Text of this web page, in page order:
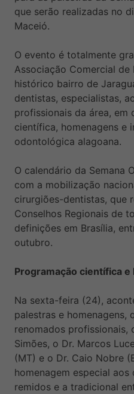
que serão realizadas no
Maceió.
O evento é totalmente
Associação Comercial
histórico bairro de
dentistas, especialistas,
profissionais da área, em
científica, homenagens e
odontológica alagoana.
O calendário da Semana
com a mobilização
cirurgiões-dentistas, que
Conselhos Regionais de
definições em Brasília,
outubro.
Programação científica
Na sexta-feira (24),
palestras e homenagens,
renomados profissionais,
Simões, o Dr. Marcos
(MT) e o Dr. Caio Nobre
homenagem especial
remidos e a tradicional